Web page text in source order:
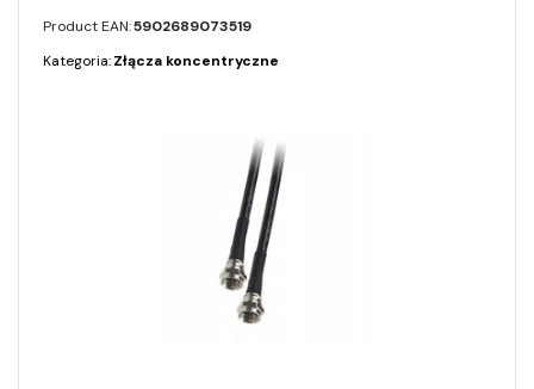
Product EAN:5902689073519
Kategoria:Złącza koncentryczne